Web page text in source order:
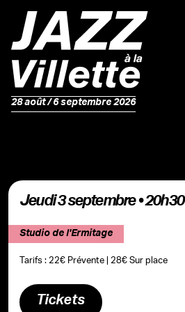
28 août / 6 septembre 2026
jeudi 3 septembre • 20h30
Studio de l'Ermitage
Tarifs : 22€ Prévente | 28€ Sur place
Tickets